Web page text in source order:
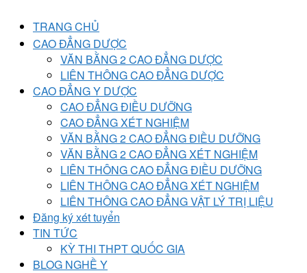
TRANG CHỦ
CAO ĐẲNG DƯỢC
VĂN BẰNG 2 CAO ĐẲNG DƯỢC
LIÊN THÔNG CAO ĐẲNG DƯỢC
CAO ĐẲNG Y DƯỢC
CAO ĐẲNG ĐIỀU DƯỠNG
CAO ĐẲNG XÉT NGHIỆM
VĂN BẰNG 2 CAO ĐẲNG ĐIỀU DƯỠNG
VĂN BẰNG 2 CAO ĐẲNG XÉT NGHIỆM
LIÊN THÔNG CAO ĐẲNG ĐIỀU DƯỠNG
LIÊN THÔNG CAO ĐẲNG XÉT NGHIỆM
LIÊN THÔNG CAO ĐẲNG VẬT LÝ TRỊ LIỆU
Đăng ký xét tuyển
TIN TỨC
KỲ THI THPT QUỐC GIA
BLOG NGHỀ Y